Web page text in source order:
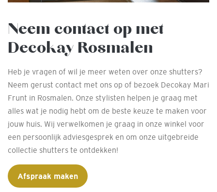
Neem contact op met
Decokay Rosmalen
Heb je vragen of wil je meer weten over onze shutters?
Neem gerust contact met ons op of bezoek Decokay Mari
Frunt in Rosmalen. Onze stylisten helpen je graag met
alles wat je nodig hebt om de beste keuze te maken voor
jouw huis. Wij verwelkomen je graag in onze winkel voor
een persoonlijk adviesgesprek en om onze uitgebreide
collectie shutters te ontdekken!
Afspraak maken